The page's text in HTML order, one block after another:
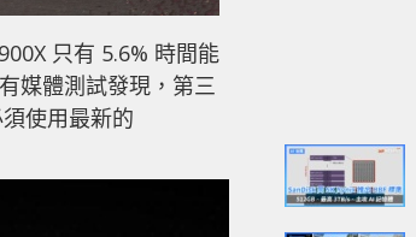
只有 5.6% 時間能
媒體測試發現，第三
使用最新的